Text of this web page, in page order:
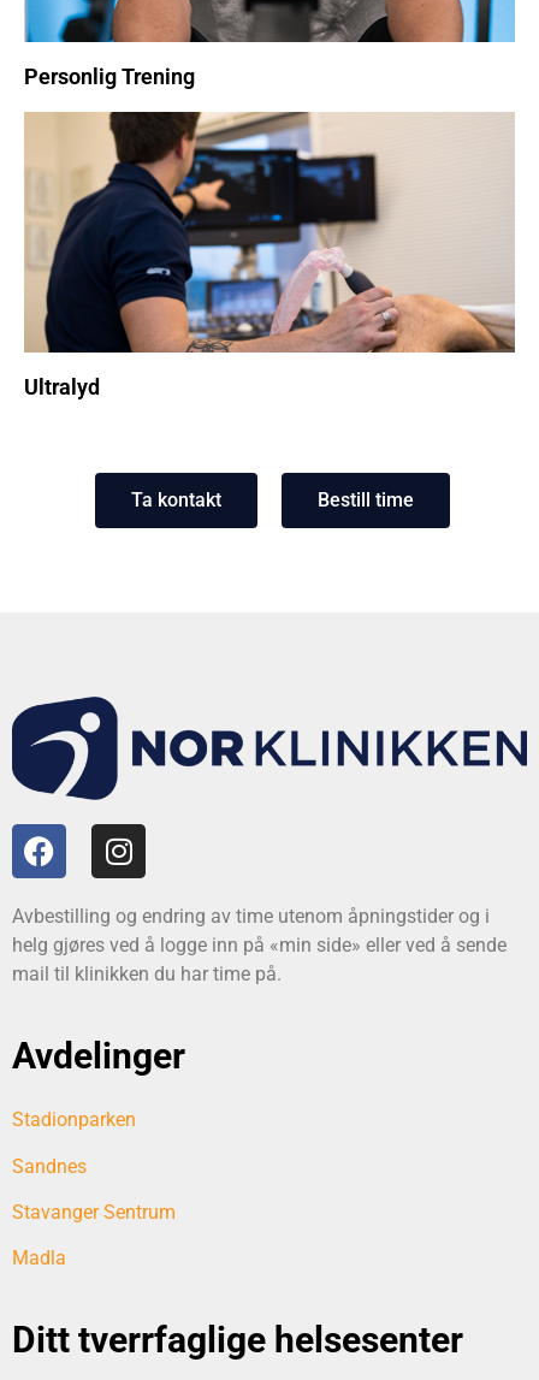
Personlig Trening
Ultralyd
Ta kontakt Bestill time
Avbestilling og endring av time utenom åpningstider og i
helg gjøres ved å logge inn på «min side» eller ved å sende
mail til klinikken du har time på.
Avdelinger
Stadionparken
Sandnes
Stavanger Sentrum
Madla
Ditt tverrfaglige helsesenter